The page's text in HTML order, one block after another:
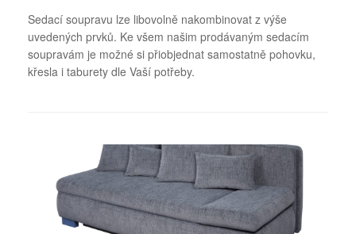
Sedací soupravu lze libovolně nakombinovat z výše
uvedených prvků. Ke všem našim prodávaným sedacím
soupravám je možné si přiobjednat samostatně pohovku,
křesla i taburety dle Vaší potřeby.